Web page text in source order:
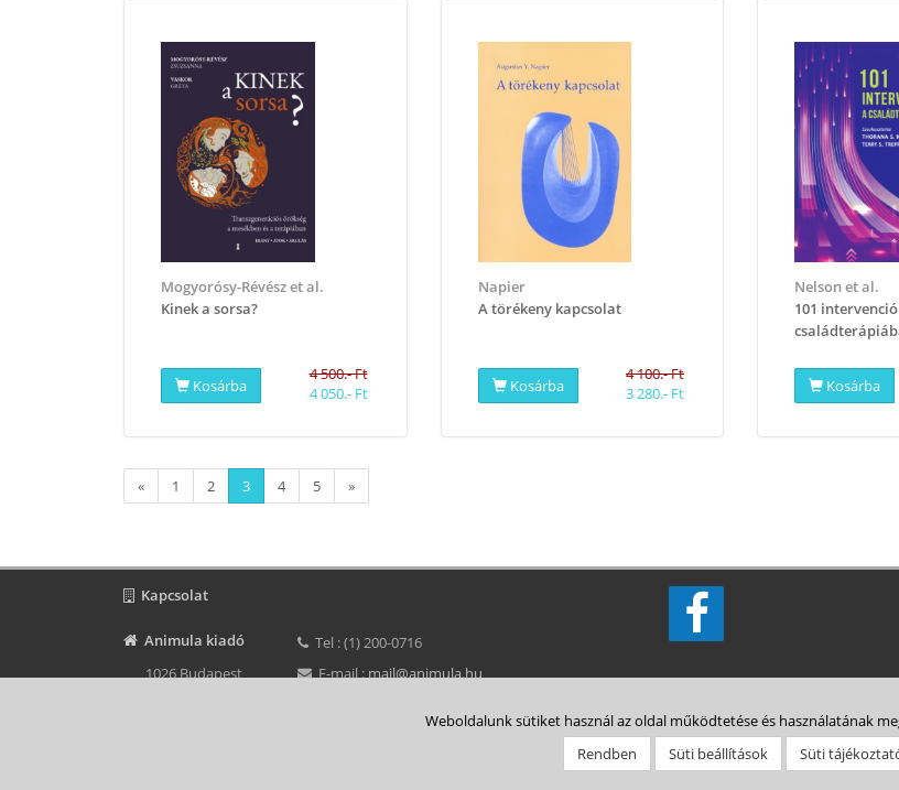
Mogyorósy-Révész et al.
Kinek a sorsa?
Kosárba
4 500.- Ft
4 050.- Ft
Napier
A törékeny kapcsolat
Kosárba
4 100.- Ft
3 280.- Ft
Nelson et al.
101
Kosárba
« 1 2 3 4 5 »
Kapcsolat
Animula kiadó
1026 Budapest
Tel : (1) 200-0716
E-mail :mail@animula.hu
Vásárlás menete Animulitas Bolt Kapcsolat Belépés HELP
Weboldalunk sütiket használ az oldal működtetése és használatának
Rendben
Süti beállítások Süti